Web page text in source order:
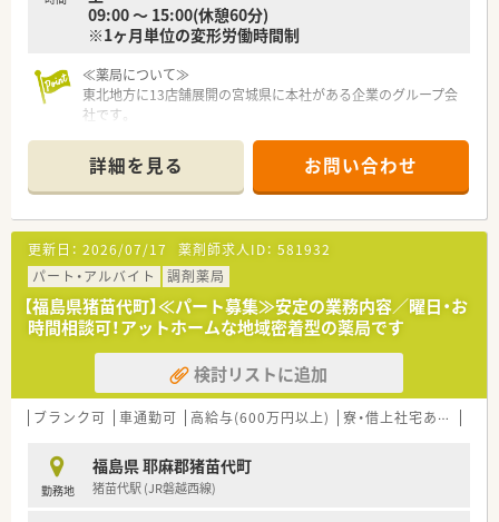
09:00 ～ 15:00(休憩60分)
※1ヶ月単位の変形労働時間制
≪薬局について≫
東北地方に13店舗展開の宮城県に本社がある企業のグループ会
社です。
20年弱、患者様としっかり向き合う姿勢を大切に運営しておら
れます。
総合病院門前という事もあり、勉強できる環境と、じっくり服薬
指導に取組める環境があります。
詳細を見る お問い合わせ
更新日： 2026/07/17 薬剤師求人ID： 581932
パート・アルバイト
調剤薬局
【福島県猪苗代町】≪パート募集≫安定の業務内容／曜日・お
時間相談可！アットホームな地域密着型の薬局です
検討リストに追加
ブランク可 車通勤可 高給与(600万円以上) 寮・借上社宅あり
勤務地
福島県 耶麻郡猪苗代町
猪苗代駅 (JR磐越西線)